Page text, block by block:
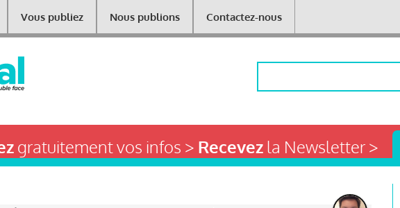
Vous publiez Nous publions Contactez-nous
gratuitement vos infos > Recevezla Newsletter >